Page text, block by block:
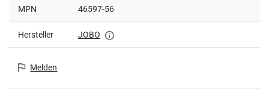
MPN 46597-56
Hersteller JOBO
Melden